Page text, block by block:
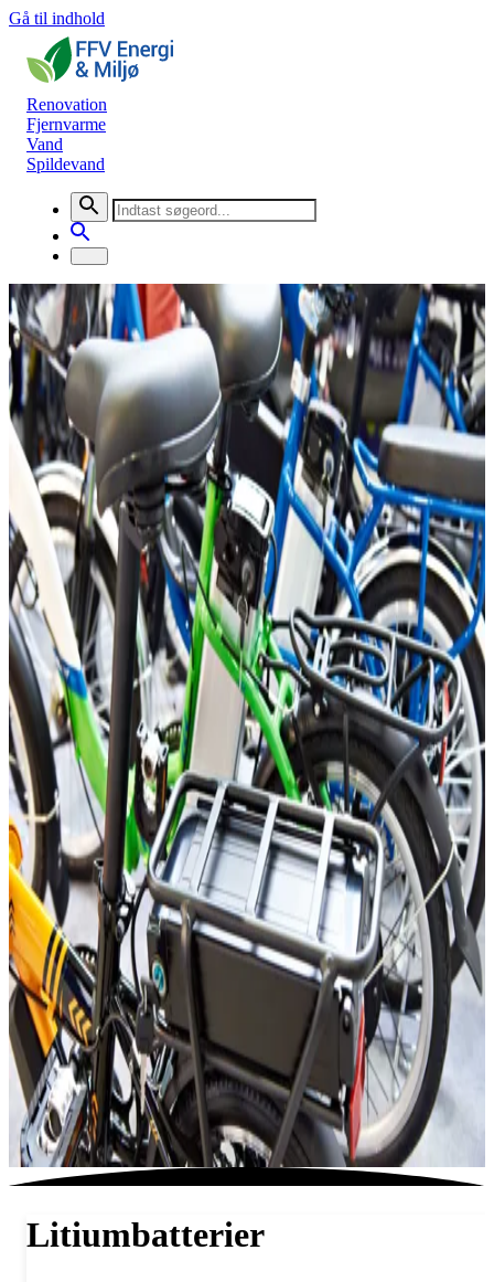
Gå til indhold
Renovation
Fjernvarme
Vand
Spildevand
Litiumbatterier